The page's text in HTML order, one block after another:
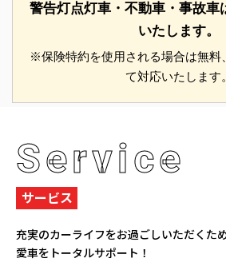
警告灯点灯車・不動車・事故車
いたします。
※保険特約を使用される場合は無料
て対応いたします。
Service
サービス
充実のカーライフをお過ごしいただくため
愛車をトータルサポート！